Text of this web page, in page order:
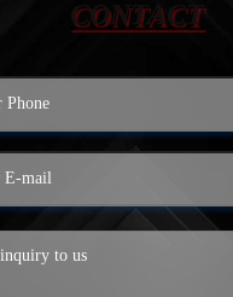
CONTACT